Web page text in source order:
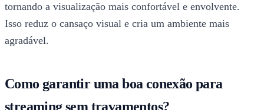
tornando a visualização mais confortável e envolvente.
Isso reduz o cansaço visual e cria um ambiente mais
agradável.
Como garantir uma boa conexão para
streaming sem travamentos?